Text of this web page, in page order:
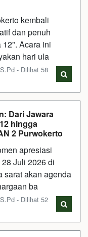
kembali
dan penuh
12". Acara ini
hari ula
- Dilihat 58
Dari Jawara
hingga
2 Purwokerto
apresiasi
Juli 2026 di
sarat akan agenda
ba
- Dilihat 52